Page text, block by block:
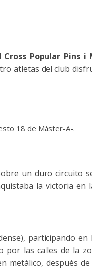
Cross Popular Pins i
atletas del club
18 de Máster-A-.
un duro circuito
la victoria en
participando en
las calles de la
metálico, después de